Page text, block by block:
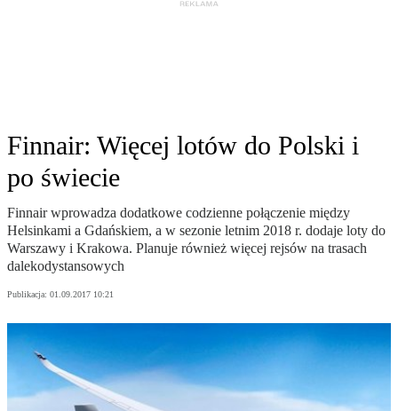
Finnair: Więcej lotów do Polski i
po świecie
Finnair wprowadza dodatkowe codzienne połączenie między
Helsinkami a Gdańskiem, a w sezonie letnim 2018 r. dodaje loty do
Warszawy i Krakowa. Planuje również więcej rejsów na trasach
dalekodystansowych
Publikacja: 01.09.2017 10:21